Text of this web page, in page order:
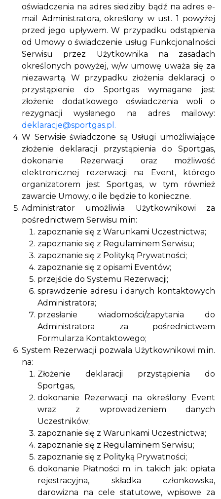
oświadczenia na adres siedziby bądź na adres e-
mail Administratora, określony w ust. 1 powyżej
przed jego upływem. W przypadku odstąpienia
od Umowy o świadczenie usług Funkcjonalności
Serwisu przez Użytkownika na zasadach
określonych powyżej, w/w umowę uważa się za
niezawartą. W przypadku złożenia deklaracji o
przystąpienie do Sportgas wymagane jest
złożenie dodatkowego oświadczenia woli o
rezygnacji wysłanego na adres mailowy:
deklaracje@sportgas.pl .
W Serwisie świadczone są Usługi umożliwiające
złożenie deklaracji przystąpienia do Sportgas,
dokonanie Rezerwacji oraz możliwość
elektronicznej rezerwacji na Event, którego
organizatorem jest Sportgas, w tym również
zawarcie Umowy, o ile będzie to konieczne.
Administrator umożliwia Użytkownikowi za
pośrednictwem Serwisu m.in:
zapoznanie się z Warunkami Uczestnictwa;
zapoznanie się z Regulaminem Serwisu;
zapoznanie się z Polityką Prywatności;
zapoznanie się z opisami Eventów;
przejście do Systemu Rezerwacji;
sprawdzenie adresu i danych kontaktowych
Administratora;
przesłanie wiadomości/zapytania do
Administratora za pośrednictwem
Formularza Kontaktowego;
System Rezerwacji pozwala Użytkownikowi m.in.
na:
Złożenie deklaracji przystąpienia do
Sportgas,
dokonanie Rezerwacji na określony Event
wraz z wprowadzeniem danych
Uczestników;
zapoznanie się z Warunkami Uczestnictwa;
zapoznanie się z Regulaminem Serwisu;
zapoznanie się z Polityką Prywatności;
dokonanie Płatności m. in. takich jak: opłata
rejestracyjna, składka członkowska,
darowizna na cele statutowe, wpisowe za